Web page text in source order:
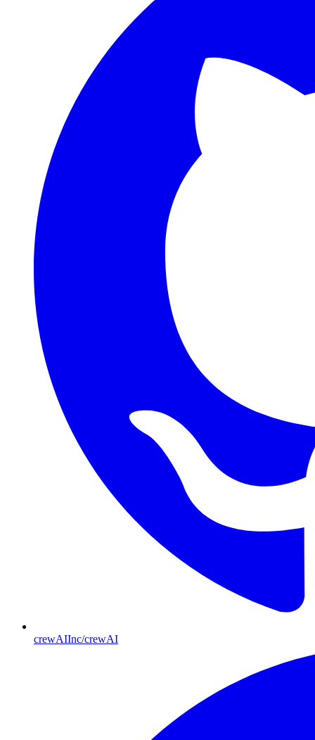
crewAIInc/crewAI